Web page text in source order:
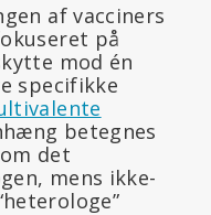
af vacciners
på
mod én
specifikke
betegnes
det
mens ikke-